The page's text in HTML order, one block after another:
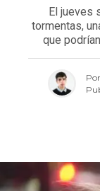
El jueves
tormentas,
que
Por